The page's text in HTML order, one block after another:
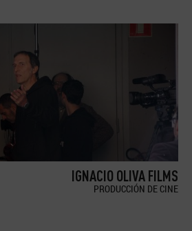
IGNACIO OLIVA FILMS
PRODUCCIÓN DE CINE